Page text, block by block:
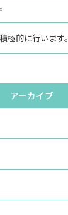
極的に行います。
アーカイブ